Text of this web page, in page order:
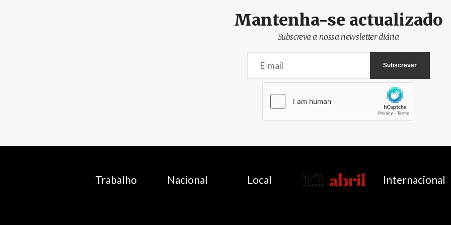
Mantenha-se actualizado
Subscreva a nossa newsletter diária
Trabalho Nacional Local AbrilAbril Internacional